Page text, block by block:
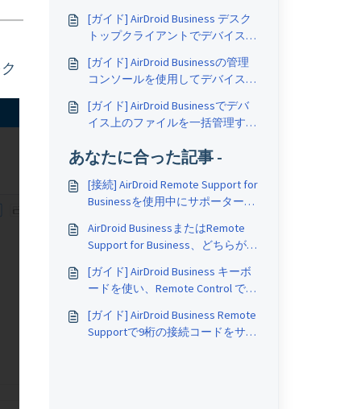
[ガイド] AirDroid Business デスク
トップクライアントでデバイスを
[ガイド] AirDroid Businessの管理
コンソールを使用してデバイスに
[ガイド] AirDroid Businessでデバ
イス上のファイルを一括管理する
あなたに合った記事 -
[接続] AirDroid Remote Support for
Businessを使用中にサポーターへ
AirDroid BusinessまたはRemote
Support for Business、どちらが私
[ガイド] AirDroid Business キーボ
ードを使い、Remote Control でテ
[ガイド] AirDroid Business Remote
Supportで9桁の接続コードをサポ